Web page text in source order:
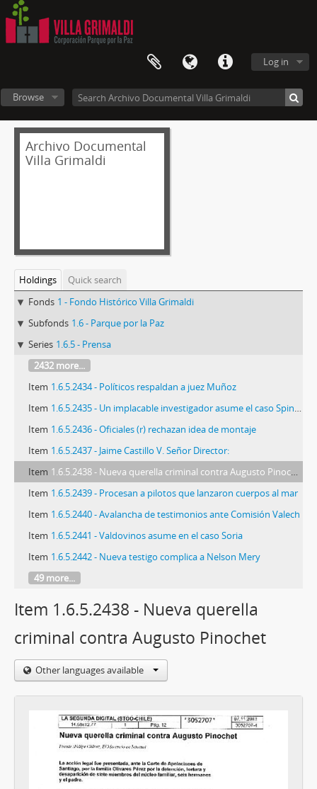
Log in
Browse
Archivo Documental
Villa Grimaldi
Holdings
Quick search
Fonds 1 - Fondo Histórico Villa Grimaldi
Subfonds 1.6 - Parque por la Paz
Series 1.6.5 - Prensa
2432 more...
Item 1.6.5.2434 - Políticos respaldan a juez Muñoz
Item 1.6.5.2435 - Un implacable investigador asume el caso Spiniak
Item 1.6.5.2436 - Oficiales (r) rechazan idea de montaje
Item 1.6.5.2437 - Jaime Castillo V. Señor Director:
Item 1.6.5.2438 - Nueva querella criminal contra Augusto Pinochet
Item 1.6.5.2439 - Procesan a pilotos que lanzaron cuerpos al mar
Item 1.6.5.2440 - Avalancha de testimonios ante Comisión Valech
Item 1.6.5.2441 - Valdovinos asume en el caso Soria
Item 1.6.5.2442 - Nueva testigo complica a Nelson Mery
49 more...
Item 1.6.5.2438 - Nueva querella
criminal contra Augusto Pinochet
Other languages available